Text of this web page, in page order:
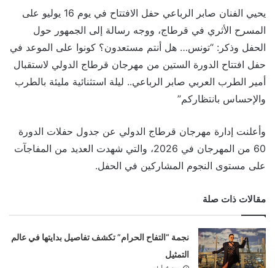
يحيي الفنان صابر الرباعي حفل الافتتاح في يوم 16 يوليو على
المسرح الأثري في قرطاج، ووجه رسالة إلى الجمهور حول
الحفل وذكر: “‏تونس… هل أنتم مستعدون؟ كونوا على الموعد في
حفل افتتاح الدورة الستين من مهرجان قرطاج الدولي لاستقبال
أمير الطرب العربي صابر الرباعي.. ليلة استثنائية مليئة بالطرب
والإحساس بانتظاركم”
وأعلنت إدارة مهرجان قرطاج الدولي عن جدول حفلات الدورة
60 من المهرجان في 2026، والتي شهدت العديد من المفاجآت
على مستوى النجوم المشاركين في الحفل.
مقالات ذات صلة
نجمة “التفاح الحرام” تكشف تفاصيل بدايتها في عالم
التمثيل